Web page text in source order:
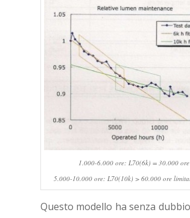
1.000-6.000 ore: L70(6k) = 30.000 ore
5.000-10.000 ore: L70(10k) > 60.000 ore
Questo modello ha senza